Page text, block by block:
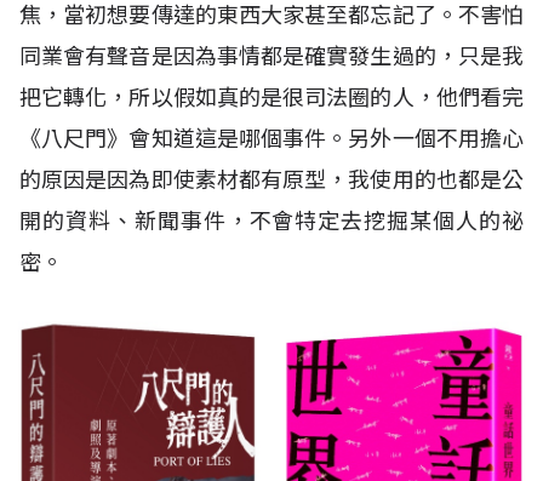
焦，當初想要傳達的東西大家甚至都忘記了。不害怕
同業會有聲音是因為事情都是確實發生過的，只是我
把它轉化，所以假如真的是很司法圈的人，他們看完
《八尺門》會知道這是哪個事件。另外一個不用擔心
的原因是因為即使素材都有原型，我使用的也都是公
開的資料、新聞事件，不會特定去挖掘某個人的祕
密。